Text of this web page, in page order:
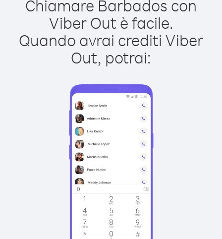
Chiamare Barbados con
Viber Out è facile.
Quando avrai crediti Viber
Out, potrai: